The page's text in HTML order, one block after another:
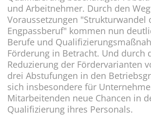
und Arbeitnehmer. Durch den
Voraussetzungen "Strukturwandel
Engpassberuf" kommen nun
Berufe und
Förderung in Betracht. Und durch
Reduzierung der Fördervarianten
drei Abstufungen in den
sich insbesondere für
Mitarbeitenden neue Chancen in
Qualifizierung ihres Personals.